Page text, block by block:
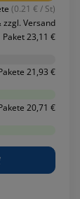
(0.21 € / St)
zzgl. Versand
Paket 23,11 €
21,93 €
20,71 €